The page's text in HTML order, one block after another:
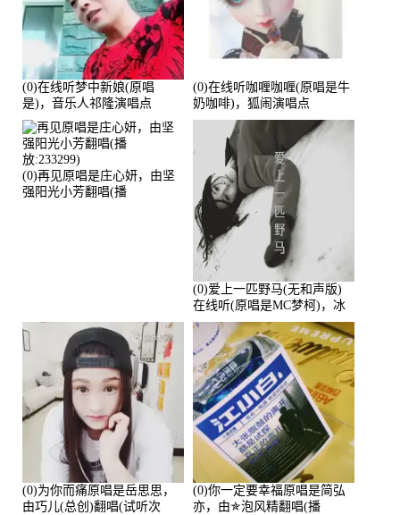
(0)在线听梦中新娘(原唱
是)，音乐人祁隆演唱点
播:2713192次
(0)在线听咖喱咖喱(原唱是牛
奶咖啡)，狐闹演唱点
播:287579次
(0)再见原唱是庄心妍，由坚
强阳光小芳翻唱(播
(0)爱上一匹野马(无和声版)
在线听(原唱是MC梦柯)，冰
鑫Asce演唱点播:178815次
(0)为你而痛原唱是岳思思，
由巧儿(总创)翻唱(试听次
(0)你一定要幸福原唱是简弘
亦，由✯泡风精翻唱(播